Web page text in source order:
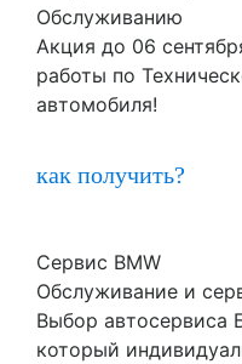
Обслуживанию
Акция до 06
работы по
автомобиля!
как получить?
Сервис BMW
Обслуживание и
Выбор автосервиса
который